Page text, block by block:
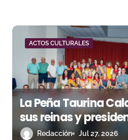
d
ACTOS CULTURALES
La Peña Taurina
sus reinas y
celebración de su
Redacción Jul 27, 2026